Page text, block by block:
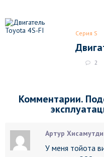
Серия S
2
Комментарии.
Артур
У меня тойота